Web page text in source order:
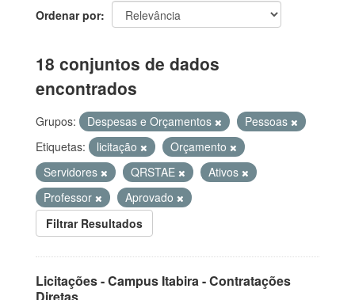
Ordenar por
18 conjuntos de dados
encontrados
Grupos: Despesas e Orçamentos
Pessoas
Etiquetas:
licitação
Orçamento
Servidores
QRSTAE
Ativos
Professor
Aprovado
Filtrar Resultados
Licitações - Campus Itabira - Contratações